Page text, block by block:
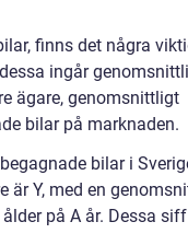
finns det några
ingår
ägare, genomsnittligt
bilar på marknaden.
bilar i
är Y, med en
på A år. Dessa